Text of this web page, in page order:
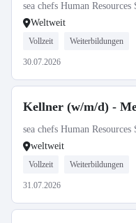
sea chefs Human
Weltweit
Vollzeit Weiterbildungen
30.07.2026
Kellner (w/m/d) -
sea chefs Human
weltweit
Vollzeit Weiterbildungen
31.07.2026